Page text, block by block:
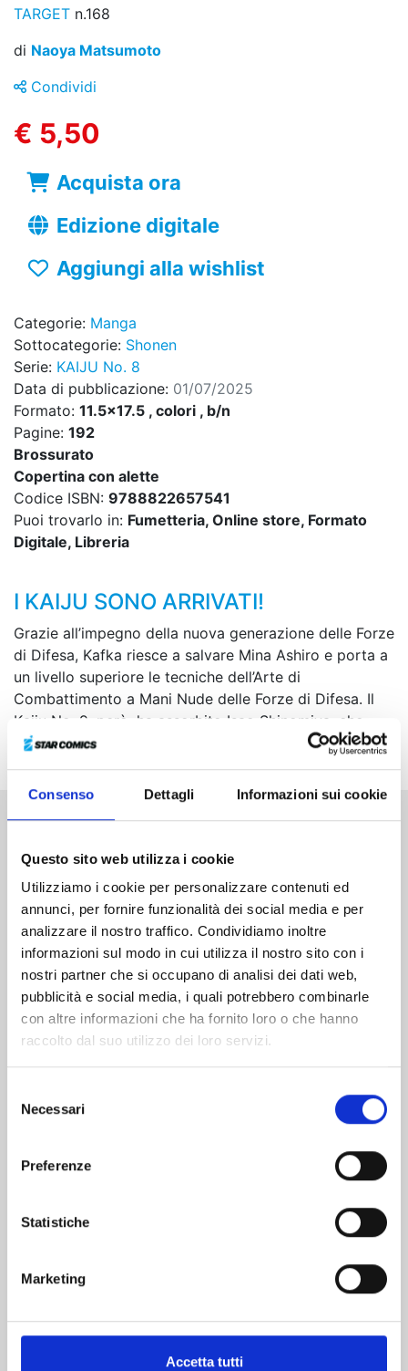
Consenso Dettagli Informazioni sui cookie
Questo sito web utilizza i cookie
Utilizziamo i cookie per personalizzare contenuti ed
annunci, per fornire funzionalità dei social media e per
analizzare il nostro traffico. Condividiamo inoltre
informazioni sul modo in cui utilizza il nostro sito con i
nostri partner che si occupano di analisi dei dati web,
pubblicità e social media, i quali potrebbero combinarle
con altre informazioni che ha fornito loro o che hanno
raccolto dal suo utilizzo dei loro servizi.
delNecessari
Preferenze
Statistiche
Marketing
Accetta tutti
TARGET n.168
di Naoya Matsumoto
Condividi
€ 5,50
Acquista ora
Edizione digitale
Aggiungi alla wishlist
Categorie: Manga
Sottocategorie: Shonen
Serie: KAIJU No. 8
Data di pubblicazione: 01/07/2025
Formato: 11.5x17.5 , colori , b/n
Pagine: 192
Brossurato
Copertina con alette
Codice ISBN: 9788822657541
Puoi trovarlo in: Fumetteria, Online store, Formato
Digitale, Libreria
I KAIJU SONO ARRIVATI!
Grazie all’impegno della nuova generazione delle Forze
di Difesa, Kafka riesce a salvare Mina Ashiro e porta a
un livello superiore le tecniche dell’Arte di
Combattimento a Mani Nude delle Forze di Difesa. Il
Kaiju No. 9, però, ha assorbito Isao Shinomiya, che
quelle tecniche le conosceva molto bene...
Altri volumi della serie